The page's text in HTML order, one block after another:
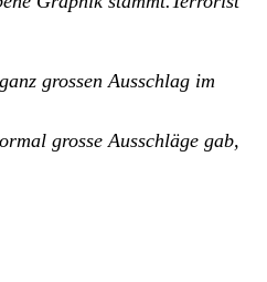
grossen Ausschlag im
grosse Ausschläge gab,